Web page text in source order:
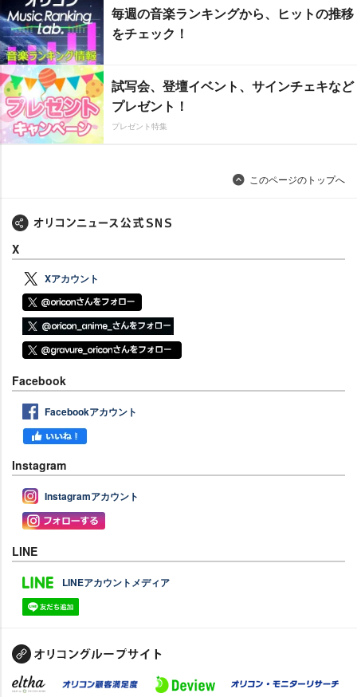
毎週の音楽ランキングから、ヒットの推移
をチェック！
試写会、登壇イベント、サインチェキなど
プレゼント！
プレゼント特集
このページのトップへ
X
Xアカウント
Facebook
Facebookアカウント
Instagram
Instagramアカウント
LINE
LINEアカウントメディア